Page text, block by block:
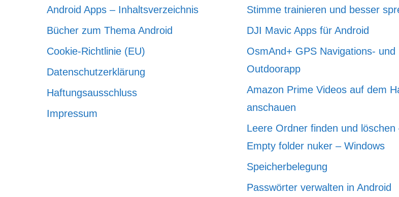
Android Apps – Inhaltsverzeichnis
Bücher zum Thema Android
Cookie-Richtlinie (EU)
Datenschutzerklärung
Haftungsausschluss
Impressum
Stimme trainieren und besser
DJI Mavic Apps für Android
OsmAnd+ GPS Navigations- und
Outdoorapp
Amazon Prime Videos auf dem
anschauen
Leere Ordner finden und löschen
Empty folder nuker – Windows
Speicherbelegung
Passwörter verwalten in Android